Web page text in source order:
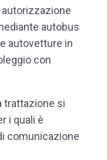
autobus
autovetture in
con
trattazione si
i quali è
comunicazione